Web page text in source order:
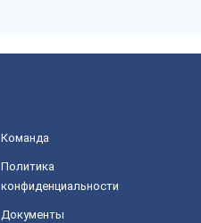
Команда
Политика
конфиденциальности
Документы